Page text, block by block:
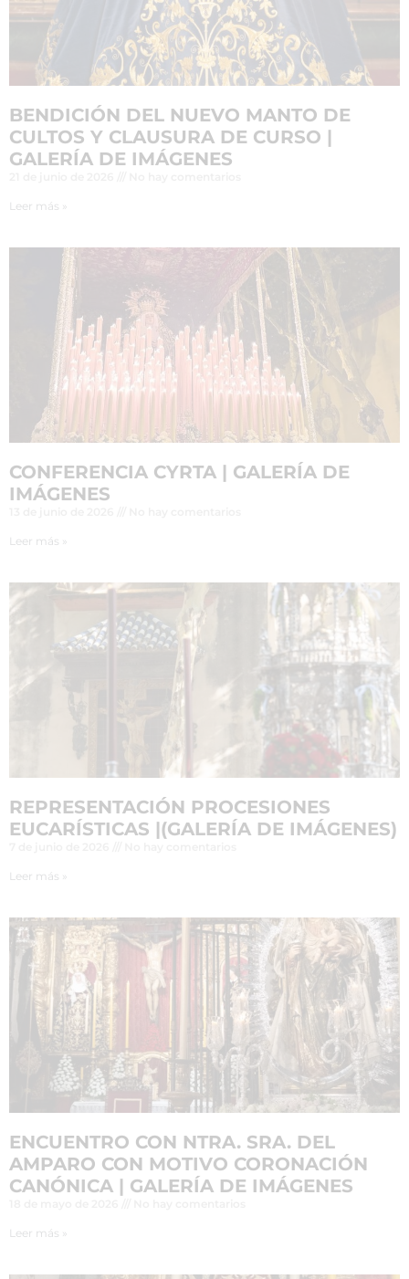
BENDICIÓN DEL NUEVO MANTO DE
CULTOS Y CLAUSURA DE CURSO |
GALERÍA DE IMÁGENES
Leer más »
CONFERENCIA CYRTA | GALERÍA DE
IMÁGENES
Leer más »
REPRESENTACIÓN PROCESIONES
EUCARÍSTICAS |(GALERÍA DE IMÁGENES)
Leer más »
ENCUENTRO CON NTRA. SRA. DEL
AMPARO CON MOTIVO CORONACIÓN
CANÓNICA | GALERÍA DE IMÁGENES
Leer más »